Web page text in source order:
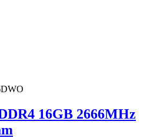
16GB 2666MHz